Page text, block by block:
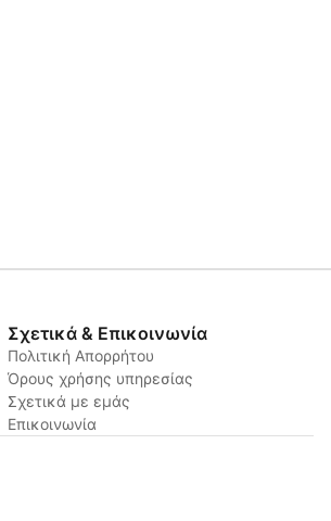
Σχετικά & Επικοινωνία
Πολιτική Απορρήτου
Όρους χρήσης υπηρεσίας
Σχετικά με εμάς
Επικοινωνία